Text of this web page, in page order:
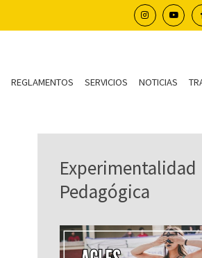
REGLAMENTOS SERVICIOS NOTICIAS
Experimentalidad
Pedagógica